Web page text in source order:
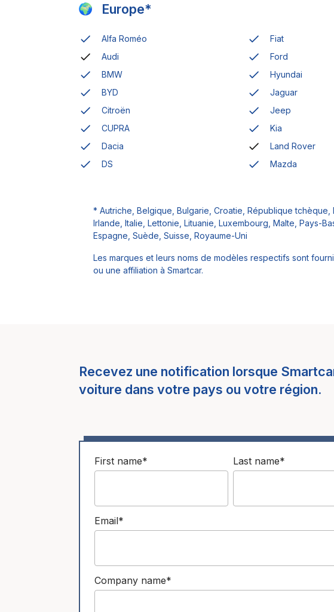
Europe*
Alfa Roméo
Audi
BMW
BYD
Citroën
CUPRA
Dacia
DS
Fiat
Ford
Hyundai
Jaguar
Jeep
Kia
Land Rover
Mazda
* Autriche, Belgique, Bulgarie, Croatie, République tchèque,
Irlande, Italie, Lettonie, Lituanie, Luxembourg, Malte, Pays-
Espagne, Suède, Suisse, Royaume-Uni
Les marques et leurs noms de modèles respectifs sont
ou une affiliation à Smartcar.
Recevez une notification lorsque
voiture dans votre pays ou votre région.
First name* Last name*
Email*
Company name*